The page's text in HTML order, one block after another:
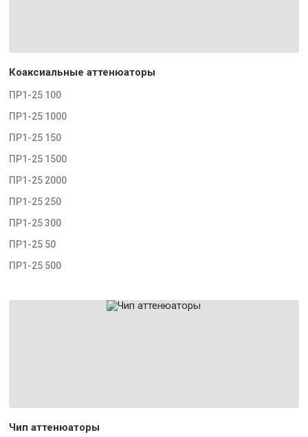
Коаксиальные аттенюаторы
ПР1-25 100
ПР1-25 1000
ПР1-25 150
ПР1-25 1500
ПР1-25 2000
ПР1-25 250
ПР1-25 300
ПР1-25 50
ПР1-25 500
Чип аттенюаторы